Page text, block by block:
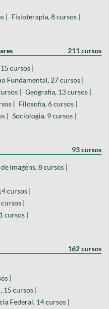
|
Fisioterapia, 8 cursos |
211 cursos
cursos |
Fundamental, 27 cursos |
|
Geografia, 13 cursos |
|
Filosofia, 6 cursos |
|
Sociologia, 9 cursos |
93 cursos
imagens, 8 cursos |
cursos |
|
cursos |
162 cursos
|
cursos |
Federal, 14 cursos |